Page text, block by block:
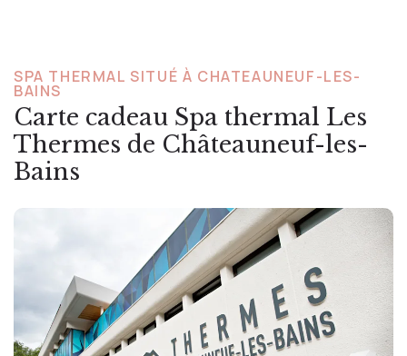
SPA THERMAL SITUÉ À CHATEAUNEUF-LES-
BAINS
Carte cadeau Spa thermal Les
Thermes de Châteauneuf-les-
Bains